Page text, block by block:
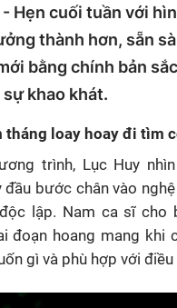
Hẹn cuối tuần với
thành hơn, sẵn
bằng chính bản
khao khát.
tháng loay hoay đi tìm
trình, Lục Huy
đầu bước chân vào
lập. Nam ca sĩ cho
đoạn hoang mang khi
gì và phù hợp với điều